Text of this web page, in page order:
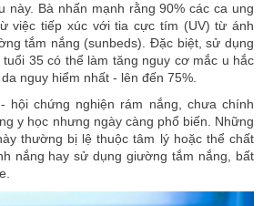
này. Bà nhấn mạnh rằng 90% các ca ung
việc tiếp xúc với tia cực tím (UV) từ ánh
tắm nắng (sunbeds). Đặc biệt, sử dụng
35 có thể làm tăng nguy cơ mắc u hắc
nguy hiểm nhất - lên đến 75%.
hội chứng nghiện rám nắng, chưa chính
y học nhưng ngày càng phổ biến. Những
thường bị lệ thuộc tâm lý hoặc thể chất
nắng hay sử dụng giường tắm nắng, bất